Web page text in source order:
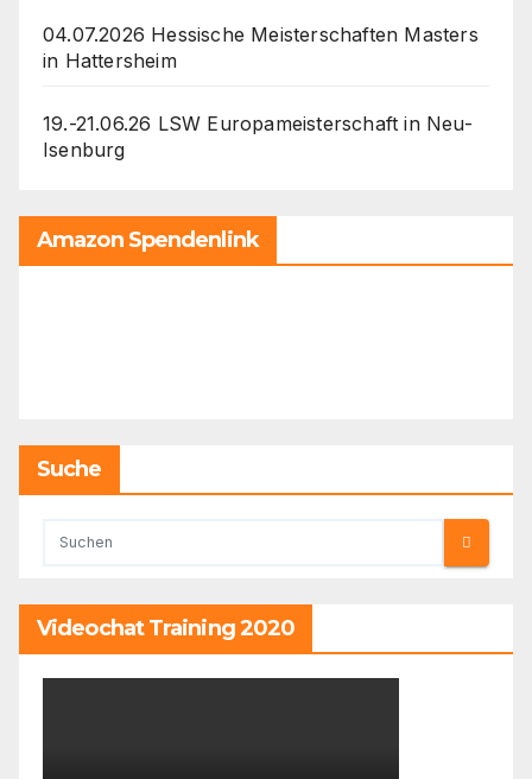
04.07.2026 Hessische Meisterschaften Masters
in Hattersheim
19.-21.06.26 LSW Europameisterschaft in Neu-
Isenburg
Amazon Spendenlink
Suche
Videochat Training 2020